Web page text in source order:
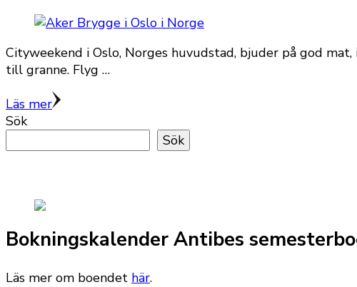
Cityweekend i Oslo, Norges huvudstad, bjuder på god
till granne. Flyg …
Läs mer
Sök
Sök
Bokningskalender Antibes
Läs mer om boendet här.